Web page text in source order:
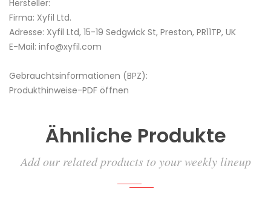
Hersteller:
Firma: Xyfil Ltd.
Adresse: Xyfil Ltd, 15-19 Sedgwick St, Preston, PR11TP, UK
E-Mail: info@xyfil.com
Gebrauchtsinformationen (BPZ):
Produkthinweise-PDF öffnen
Ähnliche Produkte
Add our related products to your weekly lineup